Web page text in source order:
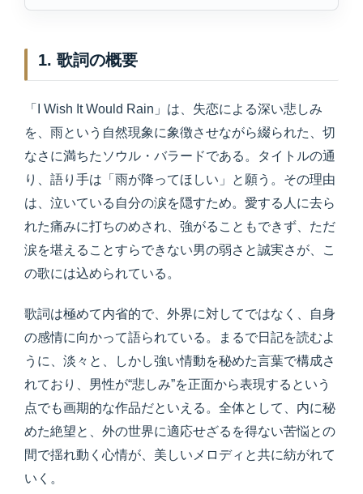
1. 歌詞の概要
「I Wish It Would Rain」は、失恋による深い悲しみ
を、雨という自然現象に象徴させながら綴られた、切
なさに満ちたソウル・バラードである。タイトルの通
り、語り手は「雨が降ってほしい」と願う。その理由
は、泣いている自分の涙を隠すため。愛する人に去ら
れた痛みに打ちのめされ、強がることもできず、ただ
涙を堪えることすらできない男の弱さと誠実さが、こ
の歌には込められている。
歌詞は極めて内省的で、外界に対してではなく、自身
の感情に向かって語られている。まるで日記を読むよ
うに、淡々と、しかし強い情動を秘めた言葉で構成さ
れており、男性が“悲しみ”を正面から表現するという
点でも画期的な作品だといえる。全体として、内に秘
めた絶望と、外の世界に適応せざるを得ない苦悩との
間で揺れ動く心情が、美しいメロディと共に紡がれて
いく。